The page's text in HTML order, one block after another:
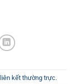
liên kết thường trực.